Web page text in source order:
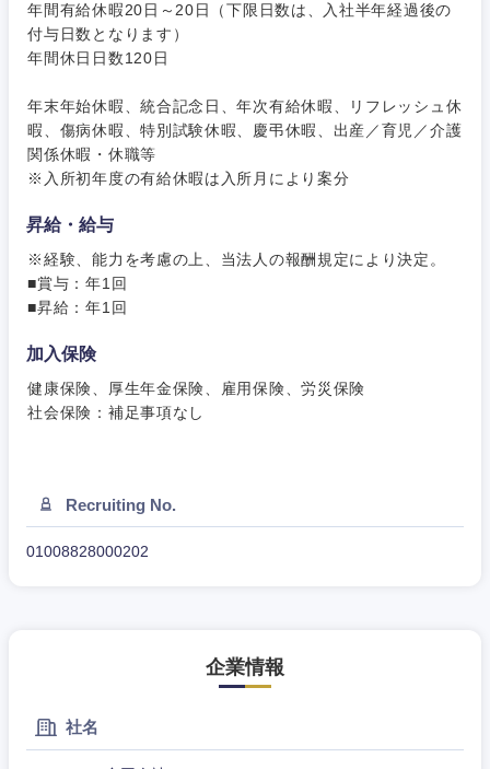
年間有給休暇20日～20日（下限日数は、入社半年経過後の
付与日数となります）
年間休日日数120日
年末年始休暇、統合記念日、年次有給休暇、リフレッシュ休
暇、傷病休暇、特別試験休暇、慶弔休暇、出産／育児／介護
関係休暇・休職等
※入所初年度の有給休暇は入所月により案分
昇給・給与
※経験、能力を考慮の上、当法人の報酬規定により決定。
■賞与：年1回
■昇給：年1回
加入保険
健康保険、厚生年金保険、雇用保険、労災保険
社会保険：補足事項なし
Recruiting No.
01008828000202
企業情報
社名